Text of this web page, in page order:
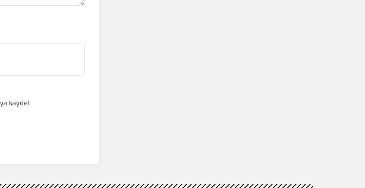
kaydet.